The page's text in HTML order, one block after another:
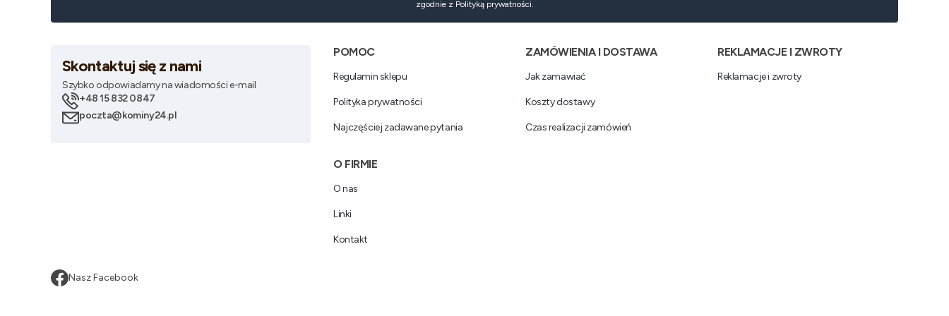
zgodnie z Polityką prywatności.
Skontaktuj się z nami
Szybko odpowiadamy na wiadomości e-mail
+48 15 832 0847
poczta@kominy24.pl
Linki w stopce
POMOC
Regulamin sklepu
Polityka prywatności
Najczęściej zadawane pytania
ZAMÓWIENIA I DOSTAWA
Jak zamawiać
Koszty dostawy
Czas realizacji zamówień
REKLAMACJE I ZWROTY
Reklamacje i zwroty
O FIRMIE
O nas
Linki
Kontakt
Nasz Facebook